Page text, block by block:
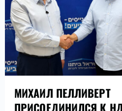
МИХАИЛ ПЕЛЛИВЕРТ
ПРИСОЕДИНИЛСЯ К